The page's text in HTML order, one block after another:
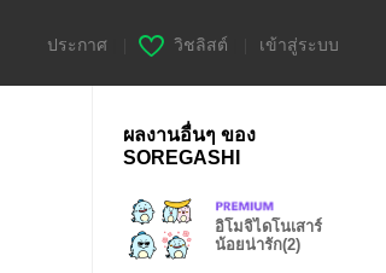
ประกาศ วิชลิสต์ เข้าสู่ระบบ
ผลงานอื่นๆ ของ
SOREGASHI
อิโมจิไดโนเสาร์
น้อยน่ารัก(2)